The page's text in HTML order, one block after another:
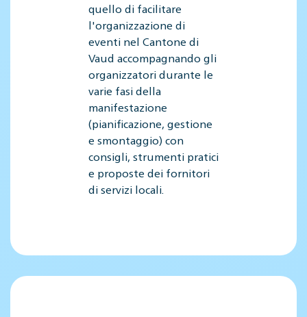
quello di facilitare
l'organizzazione di
eventi nel Cantone di
Vaud accompagnando gli
organizzatori durante le
varie fasi della
manifestazione
(pianificazione, gestione
e smontaggio) con
consigli, strumenti pratici
e proposte dei fornitori
di servizi locali.